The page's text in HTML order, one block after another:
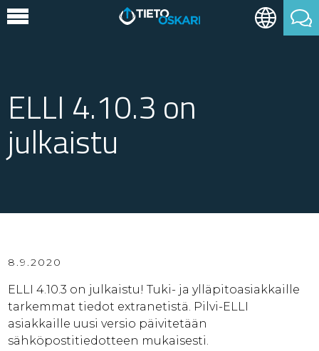
ELLI 4.10.3 on
julkaistu
8.9.2020
ELLI 4.10.3 on julkaistu! Tuki- ja ylläpitoasiakkaille
tarkemmat tiedot extranetistä. Pilvi-ELLI
asiakkaille uusi versio päivitetään
sähköpostitiedotteen mukaisesti.